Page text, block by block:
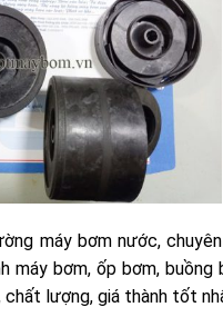
máy bơm nước,
máy bơm, ốp bơm,
lượng, giá thành tốt